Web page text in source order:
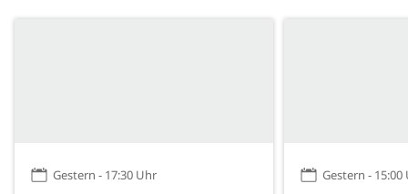
Gestern - 17:30 Uhr Gestern - 15:00